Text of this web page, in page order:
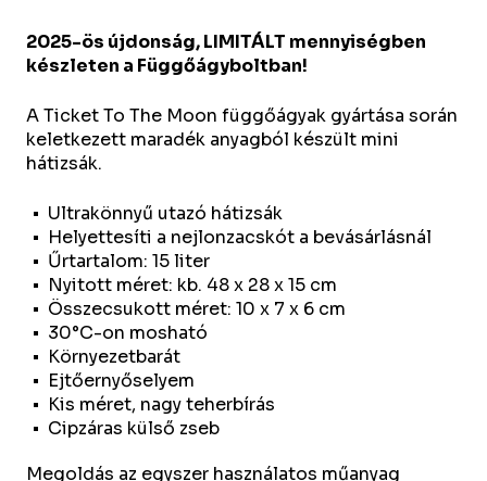
2025-ös újdonság, LIMITÁLT mennyiségben
készleten a Függőágyboltban!
A Ticket To The Moon függőágyak gyártása során
keletkezett maradék anyagból készült mini
hátizsák.
Ultrakönnyű utazó hátizsák
Helyettesíti a nejlonzacskót a bevásárlásnál
Űrtartalom: 15 liter
Nyitott méret: kb. 48 x 28 x 15 cm
Összecsukott méret: 10 x 7 x 6 cm
30°C-on mosható
Környezetbarát
Ejtőernyőselyem
Kis méret, nagy teherbírás
Cipzáras külső zseb
Megoldás az egyszer használatos műanyag